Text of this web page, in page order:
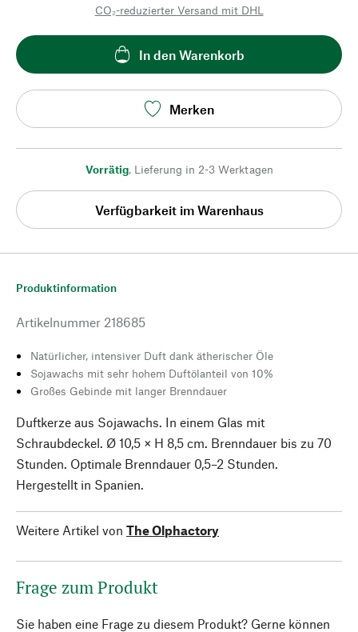
CO₂-reduzierter Versand mit DHL
In den Warenkorb
Merken
Vorrätig, Lieferung in 2-3 Werktagen
Verfügbarkeit im Warenhaus
Produktinformation
Artikelnummer 218685
Natürlicher, intensiver Duft dank ätherischer Öle
Sojawachs mit sehr hohem Duftölanteil von 10%
Großes Gebinde mit langer Brenndauer
Duftkerze aus Sojawachs. In einem Glas mit
Schraubdeckel. Ø 10,5 × H 8,5 cm. Brenndauer bis zu 70
Stunden. Optimale Brenndauer 0,5–2 Stunden.
Hergestellt in Spanien.
Weitere Artikel von The Olphactory
Frage zum Produkt
Sie haben eine Frage zu diesem Produkt? Gerne können